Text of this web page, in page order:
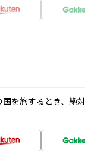
を旅するとき、絶